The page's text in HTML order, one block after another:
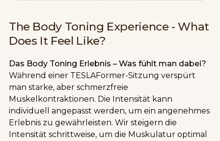
The Body Toning Experience - What
Does It Feel Like?
Das Body Toning Erlebnis – Was fühlt man dabei?
Während einer TESLAFormer-Sitzung verspürt
man starke, aber schmerzfreie
Muskelkontraktionen. Die Intensität kann
individuell angepasst werden, um ein angenehmes
Erlebnis zu gewährleisten. Wir steigern die
Intensität schrittweise, um die Muskulatur optimal